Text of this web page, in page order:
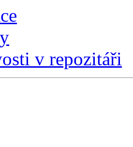
v repozitáři